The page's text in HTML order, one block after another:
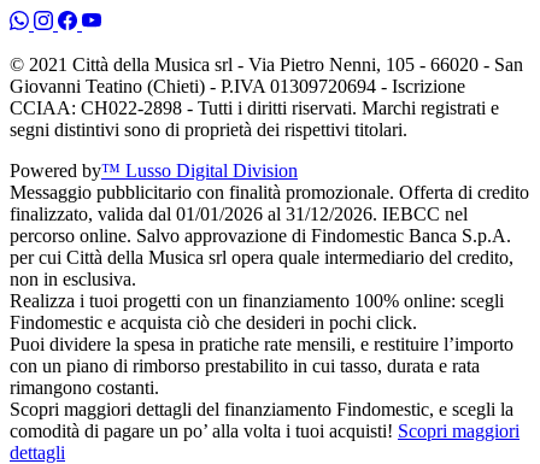
© 2021 Città della Musica srl - Via Pietro Nenni, 105 - 66020 - San
Giovanni Teatino (Chieti) - P.IVA 01309720694 - Iscrizione
CCIAA: CH022-2898 - Tutti i diritti riservati. Marchi registrati e
segni distintivi sono di proprietà dei rispettivi titolari.
Powered by™ Lusso Digital Division
Messaggio pubblicitario con finalità promozionale. Offerta di credito
finalizzato, valida dal 01/01/2026 al 31/12/2026. IEBCC nel
percorso online. Salvo approvazione di Findomestic Banca S.p.A.
per cui Città della Musica srl opera quale intermediario del credito,
non in esclusiva.
Realizza i tuoi progetti con un finanziamento 100% online: scegli
Findomestic e acquista ciò che desideri in pochi click.
Puoi dividere la spesa in pratiche rate mensili, e restituire l’importo
con un piano di rimborso prestabilito in cui tasso, durata e rata
rimangono costanti.
Scopri maggiori dettagli del finanziamento Findomestic, e scegli la
comodità di pagare un po’ alla volta i tuoi acquisti! Scopri maggiori
dettagli